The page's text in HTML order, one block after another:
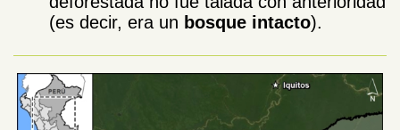
(es decir, era un bosque intacto).